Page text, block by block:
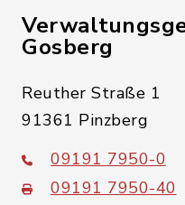
Gosberg
Reuther Straße 1
91361 Pinzberg
09191 7950-0
09191 7950-40